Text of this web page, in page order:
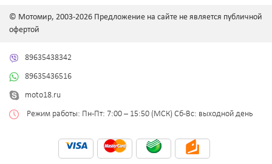
© Мотомир, 2003-2026 Предложение на сайте не является публичной
офертой
89635438342
89635436516
moto18.ru
Режим работы: Пн-Пт: 7:00 – 15:50 (МСК) Сб-Вс: выходной день